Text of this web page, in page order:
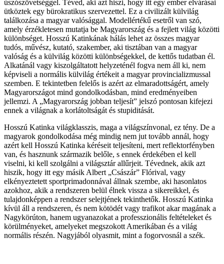
úszószövetséggel. Téved, aki azt hiszi, hogy itt egy ember elvárásai
ütköztek egy bürokratikus szervezettel. Ez a civilizált külvilág
találkozása a magyar valósággal. Modellértékű esetről van szó,
amely érzékletesen mutatja be Magyarország és a fejlett világ közötti
különbséget. Hosszú Katinkának hálás lehet az összes magyar
tudós, művész, kutató, szakember, aki tisztában van a magyar
valóság és a külvilág közötti különbségekkel, de kettős tudatban él.
Alkatánál vagy kiszolgáltatott helyzeténél fogva nem áll ki, nem
képviseli a normális külvilág értékeit a magyar provincializmussal
szemben. E tekintetben felelős is azért az elmaradottságért, amely
Magyarországot mind gondolkodásban, mind eredményeiben
jellemzi. A „Magyarország jobban teljesít” jelszó pontosan kifejezi
ennek a világnak a korlátoltságát és stupiditását.
Hosszú Katinka világklasszis, maga a világszínvonal, ez tény. De a
magyarok gondolkodása még mindig nem jut tovább annál, hogy
azért kell Hosszú Katinka kéréseit teljesíteni, mert reflektorfényben
van, és hasznunk származik belőle, s ennek érdekében el kell
viselni, ki kell szolgálni a világsztár allűrjeit. Tévednek, akik azt
hiszik, hogy itt egy másik Albert „Császár” Flórival, vagy
elkényeztetett sportprimadonnával állnak szembe, aki hasonlatos
azokhoz, akik a rendszeren belül élnek vissza a sikereikkel, és
tulajdonképpen a rendszer selejtjének tekinthetők. Hosszú Katinka
kívül áll a rendszeren, és nem kötödét vagy trafikot akar magának a
Nagykörúton, hanem ugyanazokat a professzionális feltételeket és
körülményeket, amelyeket megszokott Amerikában és a világ
normális részén. Nagyjából olyasmit, mint a fogorvosnál a szék.